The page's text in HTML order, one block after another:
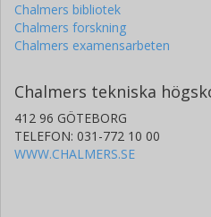
Chalmers bibliotek
Chalmers forskning
Chalmers examensarbeten
Chalmers tekniska
412 96 GÖTEBORG
TELEFON: 031-772 10 00
WWW.CHALMERS.SE